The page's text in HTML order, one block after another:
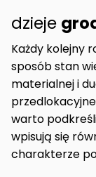
dzieje
Każdy kolejny
sposób stan
materialnej i
warto
wpisują się
charakterze